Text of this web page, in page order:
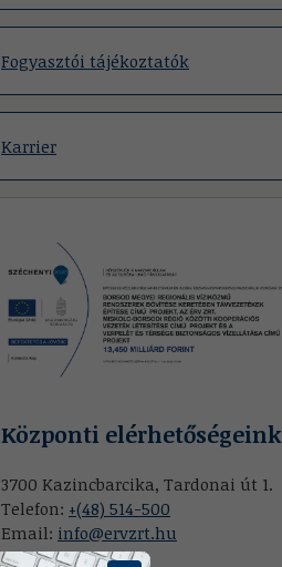
Fogyasztói tájékoztatók
Karrier
Központi elérhetőségeink
3700 Kazincbarcika, Tardonai út 1.
Telefon: +(48) 514-500
Email: info@ervzrt.hu